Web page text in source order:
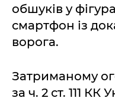
обшуків у
смартфон із
ворога.
Затриманому
за ч. 2 ст. 111 КК